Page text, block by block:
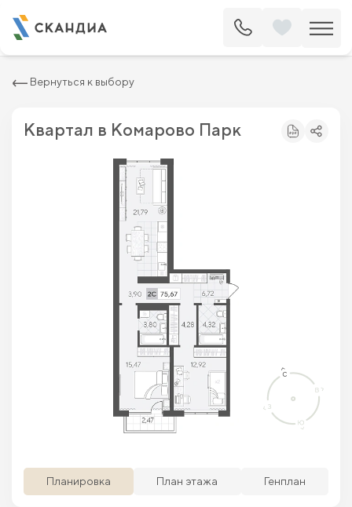
Вернуться к выбору
Квартал в Комарово Парк
Планировка План этажа Генплан
Квартира c двумя спальнями 75.67 м
8 206 000 ₽9 325 000 ₽